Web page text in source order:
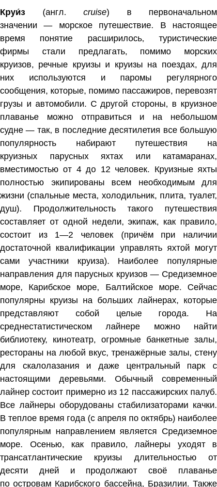
Круи́з (англ. cruise) в первоначальном
значении —
морское путешествие. В настоящее
время понятие расширилось,
туристические
фирмы
стали предлагать, помимо морских
круизов, речные круизы и круизы на поездах, для
них используются и
паромы
регулярного
сообщения, которые, помимо пассажиров, перевозят
грузы и автомобили. С другой стороны, в круизное
плаванье можно отправиться и на небольшом
судне — так, в последние десятилетия все большую
популярность набирают путешествия на
круизных
парусных яхтах или катамаранах,
вместимостью от 4 до 12 человек. Круизные яхты
полностью экипированы всем необходимым для
жизни (спальные места, холодильник, плита, туалет,
душ). Продолжительность такого путешествия
составляет от одной недели, экипаж, как правило,
состоит из 1—2 человек (причём при наличии
достаточной квалификации управлять яхтой могут
сами участники круиза). Наиболее популярные
направления для парусных круизов — Средиземное
море, Карибское море, Балтийское море. Сейчас
популярны круизы на больших лайнерах, которые
представляют собой целые города. На
среднестатистическом лайнере можно найти
библиотеку, кинотеатр, огромные банкетные залы,
рестораны на любой вкус, тренажёрные залы, стену
для скалолазания и даже центральный парк с
настоящими деревьями. Обычный современный
лайнер состоит примерно из 12 пассажирских палуб.
Все лайнеры оборудованы стабилизаторами качки.
В теплое время года (с апреля по октябрь) наиболее
популярным направлением является Средиземное
море. Осенью, как правило, лайнеры уходят в
трансатлантические круизы длительностью от
десяти дней и продолжают своё плаванье
по островам Карибского бассейна, Бразилии. Также